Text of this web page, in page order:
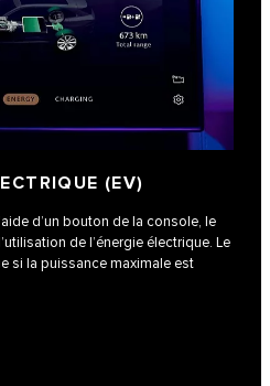
(EV)
d’un bouton de la console, le
de l’énergie électrique. Le
si la puissance maximale est